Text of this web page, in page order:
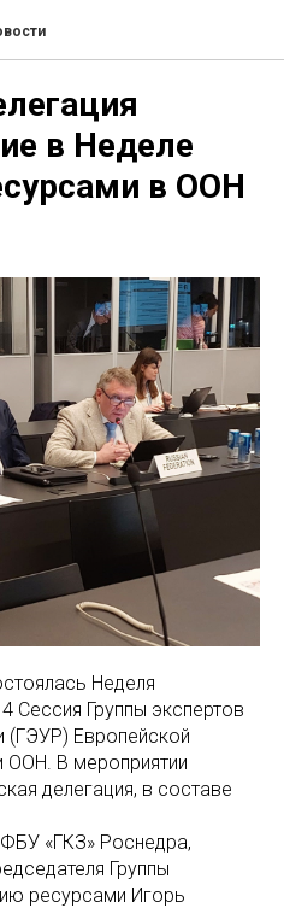
в Неделе
в ООН
Неделя
Сессия Группы экспертов
(ГЭУР) Европейской
ООН. В мероприятии
делегация, в составе
«ГКЗ» Роснедра,
Группы
ресурсами Игорь